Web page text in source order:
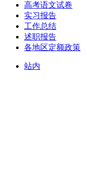
高考语文试卷
实习报告
工作总结
述职报告
各地区定额政策
站内